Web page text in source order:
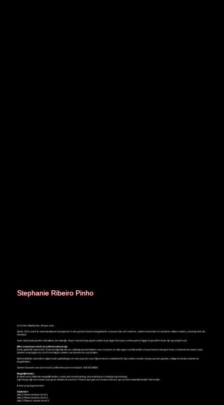
Stephanie Ribeiro Pinho
Hi, ik ben Stephanie, 36 jaar oud.
Sinds 2021 werk ik met ontzettend veel plezier in de sportschool en begeleid ik vrouwen die zich sterker, zelfverzekerder en strakker willen voelen, zowel fysiek als
mentaal.
Voor mij draait sporten niet alleen om uiterlijk, maar vooral om je goed voelen in je eigen lichaam, vertrouwen krijgen in jezelf en trots zijn op wat je kunt.
Elke vrouw kan sterk en zelfverzekerd zijn
Daar geloof ik oprecht in. Daarom ligt mijn focus volledig op het helpen van vrouwen. In mijn ogen verdient elke vrouw het om stevig in haar schoenen te staan, haar
doelen na te jagen en zich krachtig te voelen van binnen en van buiten.
Met inmiddels meerdere afgeronde opleidingen en een passie voor blijven leren, ontwikkel ik mij continu verder om jou op een goede, veilige en leuke manier te
begeleiden.
Samen bouwen we aan kracht, zelfvertrouwen en balans. WE WOMEN.
Mogelijkheden
Ik bied verschillende mogelijkheden, zoals personal training, duo training en small group training.
Lijkt het jou fijn om samen aan jouw doelen te werken? Neem dan gerust contact met ons op via het contactformulier hieronder.
Ik leer je graag kennen!
Diploma’s
AALO Fitnesstrainer level 1
AALO Fitnesstrainer level 2
AALO Fitness master level 3